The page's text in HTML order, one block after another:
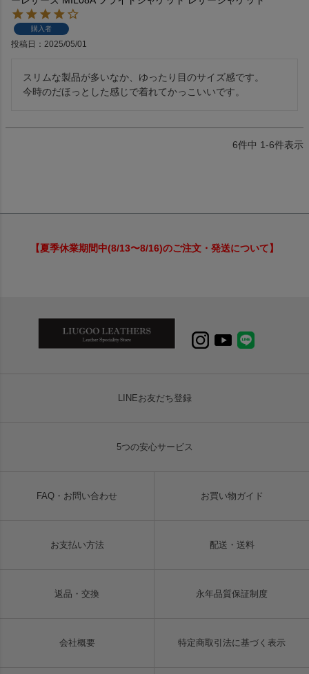
購入者
投稿日 2025/05/01
スリムな製品が多いなか、ゆったり目のサイズ感です。
今時のだほっとした感じで着れてかっこいいです。
6件中 1-6件表示
【夏季休業期間中(8/13〜8/16)のご注文・発送について】
LINEお友だち登録
5つの安心サービス
FAQ・お問い合わせ お買い物ガイド
お支払い方法 配送・送料
返品・交換 永年品質保証制度
会社概要 特定商取引法に基づく表示